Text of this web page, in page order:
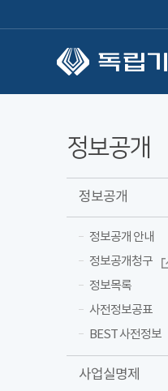
정보공개
정보공개
정보공개 안내
정보공개청구
정보목록
사전정보공표
BEST 사전정보
사업실명제